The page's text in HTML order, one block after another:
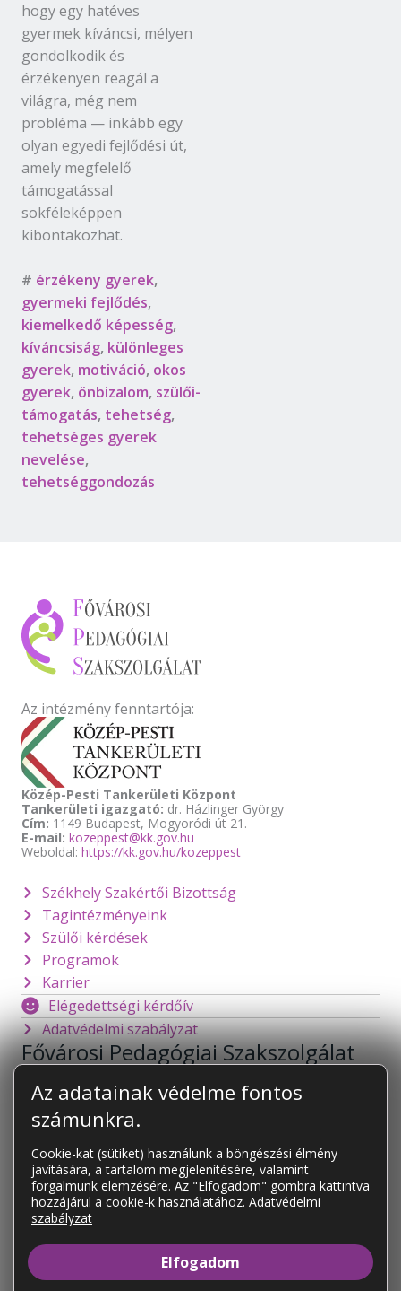
hogy egy hatéves
gyermek kíváncsi, mélyen
gondolkodik és
érzékenyen reagál a
világra, még nem
probléma — inkább egy
olyan egyedi fejlődési út,
amely megfelelő
támogatással
sokféleképpen
kibontakozhat.
# érzékeny gyerek,
gyermeki fejlődés,
kiemelkedő képesség,
kíváncsiság, különleges
gyerek, motiváció, okos
gyerek, önbizalom, szülői-
támogatás, tehetség,
tehetséges gyerek
nevelése,
tehetséggondozás
Az intézmény fenntartója:
Közép-Pesti Tankerületi Központ
Tankerületi igazgató: dr. Házlinger György
Cím: 1149 Budapest, Mogyoródi út 21.
E-mail: kozeppest@kk.gov.hu
Weboldal: https://kk.gov.hu/kozeppest
Székhely Szakértői Bizottság
Tagintézményeink
Szülői kérdések
Programok
Karrier
Elégedettségi kérdőív
Adatvédelmi szabályzat
Fővárosi Pedagógiai Szakszolgálat
1141 Budapest
Mogyoródi út 128.
foigazgato@fpsz.net
KAPCSOLAT
Tagintézményeink
Tagintézményeink elérhetőségei
Az adatainak védelme fontos
számunkra.
Cookie-kat (sütiket) használunk a böngészési élmény
javítására, a tartalom megjelenítésére, valamint
forgalmunk elemzésére. Az "Elfogadom" gombra kattintva
hozzájárul a cookie-k használatához. Adatvédelmi
szabályzat
Elfogadom